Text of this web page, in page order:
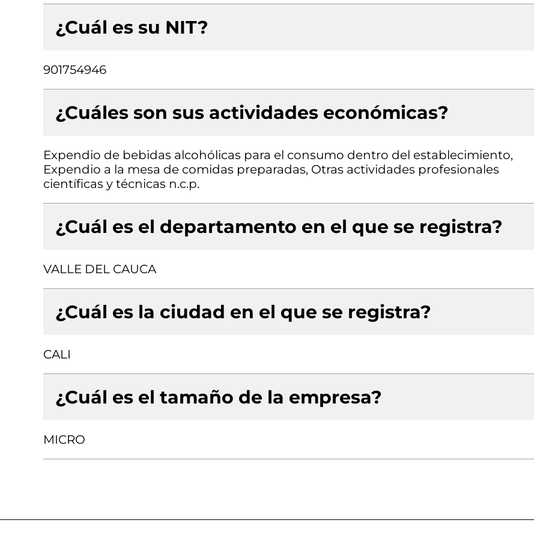
¿Cuál es su NIT?
901754946
¿Cuáles son sus actividades económicas?
Expendio de bebidas alcohólicas para el consumo dentro del establecimiento,
Expendio a la mesa de comidas preparadas, Otras actividades profesionales
científicas y técnicas n.c.p.
¿Cuál es el departamento en el que se registra?
VALLE DEL CAUCA
¿Cuál es la ciudad en el que se registra?
CALI
¿Cuál es el tamaño de la empresa?
MICRO